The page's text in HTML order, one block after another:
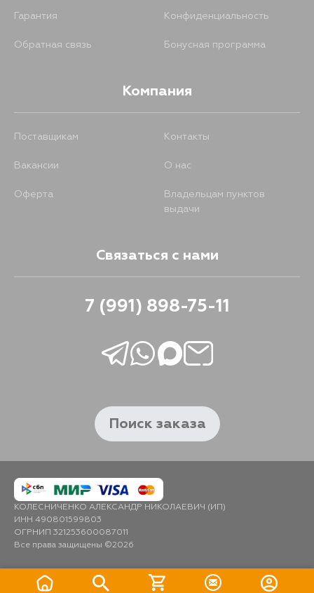
Гарантия Конфиденциальность
Обратная связь Бонусная программа
Компания
Поставщикам Контакты
Вакансии О нас
Оферта
Владельцам пунктов
выдачи
Связаться с нами
7 (991) 898-75-11
Поиск заказа
КОЛЕСНИЧЕНКО АЛЕКСАНДР НИКОЛАЕВИЧ (ИП)
ИНН 490801599803
ОГРНИП 321253600087011
Все права защищены ©2026